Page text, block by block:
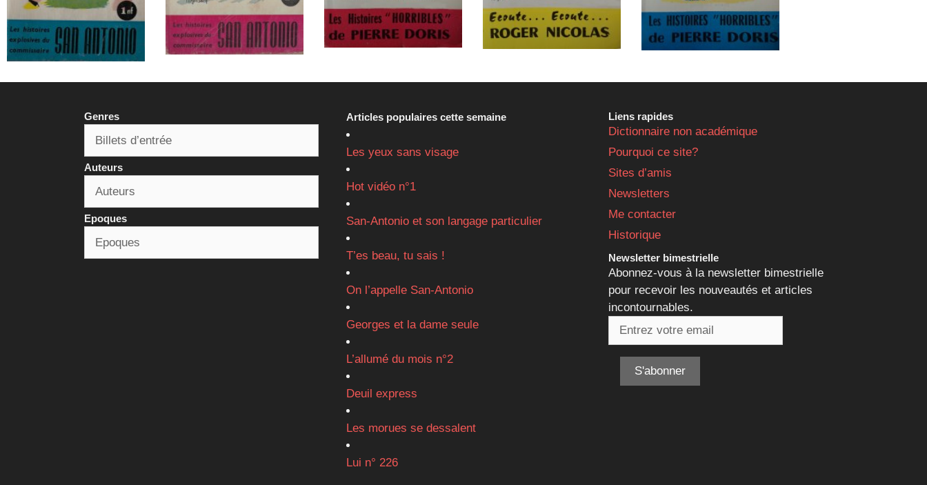
Genres
Auteurs
Epoques
Articles populaires cette semaine
Les yeux sans visage
Hot vidéo n°1
San-Antonio et son langage particulier
T’es beau, tu sais !
On l’appelle San-Antonio
Georges et la dame seule
L’allumé du mois n°2
Deuil express
Les morues se dessalent
Lui n° 226
Liens rapides
Dictionnaire non académique
Pourquoi ce site?
Sites d’amis
Newsletters
Me contacter
Historique
Newsletter bimestrielle
Abonnez-vous à la newsletter bimestrielle
pour recevoir les nouveautés et articles
incontournables.